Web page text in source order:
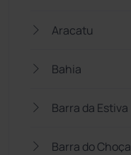
Aracatu
Bahia
Barra da Estiva
Barra do Choça